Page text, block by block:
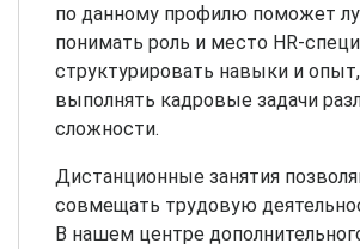
по данному профилю поможет
понимать роль и место HR-
структурировать навыки и
выполнять кадровые задачи
сложности.
Дистанционные занятия
совмещать трудовую
В нашем центре